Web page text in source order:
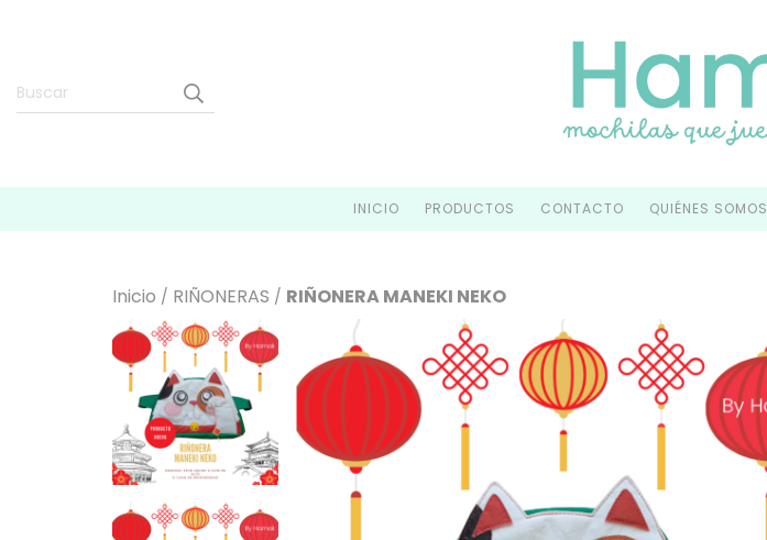
INICIO PRODUCTOS CONTACTO QUIÉNES SOMOS
Inicio / RIÑONERAS / RIÑONERA MANEKI NEKO